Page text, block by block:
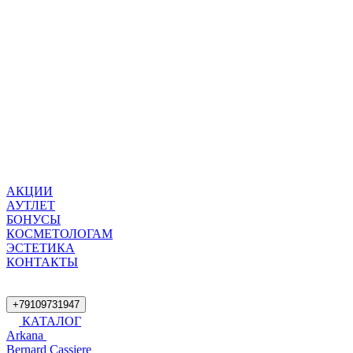
АКЦИИ
АУТЛЕТ
БОНУСЫ
КОСМЕТОЛОГАМ
ЭСТЕТИКА
КОНТАКТЫ
+79109731947
КАТАЛОГ
Arkana
Bernard Cassiere